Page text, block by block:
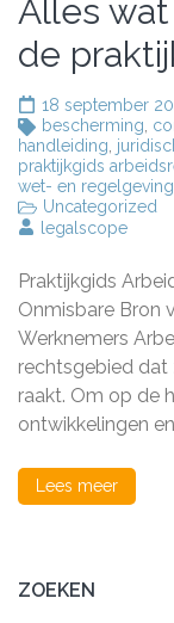
Alles
de
18 september
bescherming
handleiding
praktijkgids
wet- en regelgeving
Uncategorized
legalscope
Praktijkgids
Onmisbare Bron
Werknemers
rechtsgebied dat
raakt. Om op de
ontwikkelingen
Lees meer
ZOEKEN